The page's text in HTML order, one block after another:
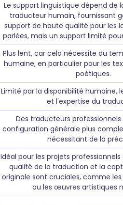
Le support linguistique dépend de
traducteur humain, fournissant
support de haute qualité pour les
parlées, mais un support limité
Plus lent, car cela nécessite du
humaine, en particulier pour les
poétiques.
Limité par la disponibilité humaine,
et l'expertise du
Des traducteurs
configuration générale plus
nécessitant de la
Idéal pour les projets
qualité de la traduction et la
originale sont cruciales, comme
ou les œuvres artistiques